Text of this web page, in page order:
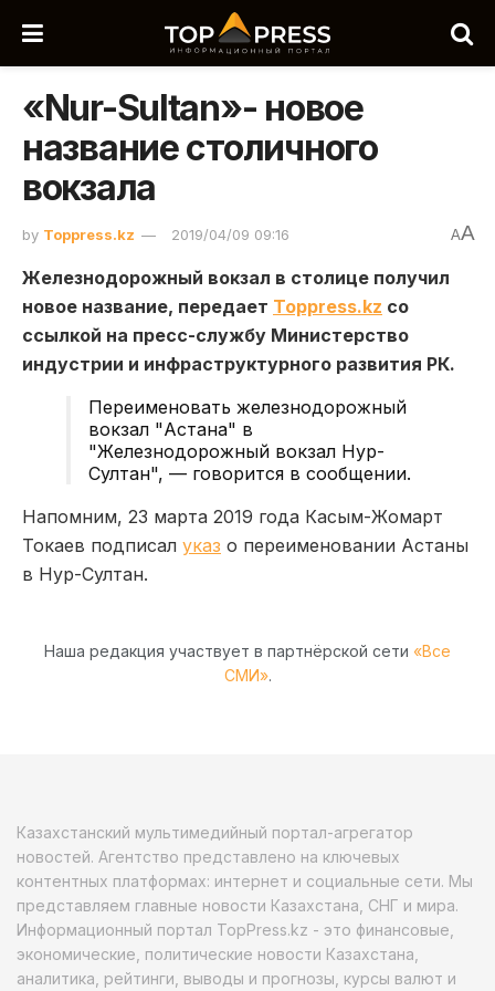
«Nur-Sultan»- новое
название столичного
вокзала
by Toppress.kz 2019/04/09 09:16 AA
Железнодорожный вокзал в столице получил
новое название, передает Toppress.kz со
ссылкой на пресс-службу Министерство
индустрии и инфраструктурного развития РК.
Переименовать железнодорожный
вокзал "Астана" в
"Железнодорожный вокзал Нур-
Султан", — говорится в сообщении.
Напомним, 23 марта 2019 года Касым-Жомарт
Токаев подписал указ о переименовании Астаны
в Нур-Султан.
Наша редакция участвует в партнёрской сети «Все
СМИ».
Казахстанский мультимедийный портал-агрегатор
новостей. Агентство представлено на ключевых
контентных платформах: интернет и социальные сети. Мы
представляем главные новости Казахстана, СНГ и мира.
Информационный портал TopPress.kz - это финансовые,
экономические, политические новости Казахстана,
аналитика, рейтинги, выводы и прогнозы, курсы валют и